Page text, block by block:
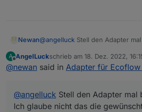
"inv.invOutAmp": 0,
"inv.acInVol": 0
}
Ich habe mit dem MQTT
Nachricht auch versand
race conditions
gemacht in der id und den
ich aber noch nicht.
Newan@angelluck Stell den Adapter
kommen
A AngelLuckschrieb am 18. Dez. 2022,
zuletzt editiert von
@newan said in Adapter für Ecoflow
@angelluck Stell den Adapter mal
Ich glaube nicht das die